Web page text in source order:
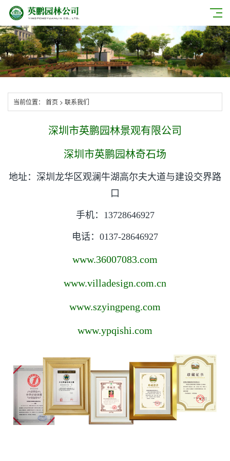
当前位置： 首页 > 联系我们
深圳市英鹏园林景观有限公司
深圳市英鹏园林奇石场
地址：深圳龙华区观澜牛湖高尔夫大道与建设交界路
口
手机：13728646927
电话：0137-28646927
www.36007083.com
www.villadesign.com.cn
www.szyingpeng.com
www.ypqishi.com